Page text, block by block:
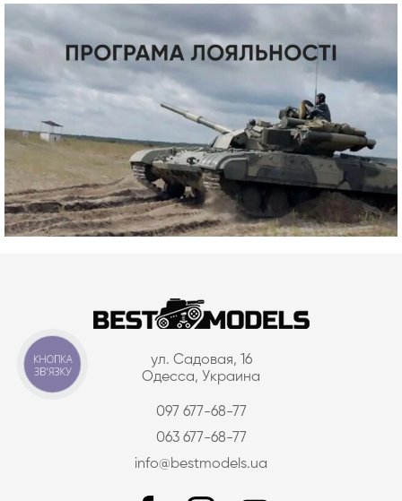
ул. Садовая, 16
Одесса, Украина
097 677-68-77
063 677-68-77
info@bestmodels.ua
КНОПКА
ЗВ'ЯЗКУ